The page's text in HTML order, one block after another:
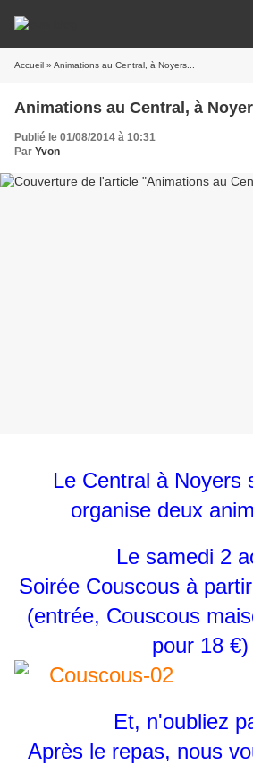
Accueil » Animations au Central, à Noyers...
Animations au Central, à
Publié le 01/08/2014 à 10:31
Par Yvon
Le Central à Noyers
organise deux
Le samedi 2
Soirée Couscous à
(entrée, Couscous
pour 18 €)
Et, n'oubliez
Après le repas, nous